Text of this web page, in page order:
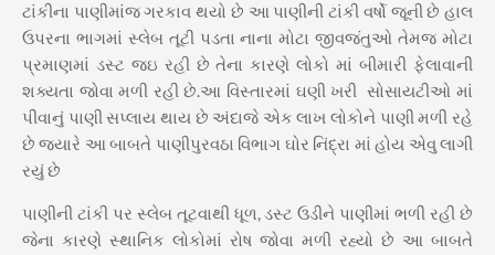
ટાંકીના પાણીમાંજ ગરકાવ થયો છે આ પાણીની ટાંકી વર્ષો જૂની છે હાલ
ઉપરના ભાગમાં સ્લેબ તૂટી પડતા નાના મોટા જીવજંતુઓ તેમજ મોટા
પ્રમાણમાં ડસ્ટ જઇ રહી છે તેના કારણે લોકો માં બીમારી ફેલાવાની
શક્યતા જોવા મળી રહી છે.આ વિસ્તારમાં ઘણી ખરી સોસાયટીઓ માં
પીવાનું પાણી સપ્લાય થાય છે અંદાજે એક લાખ લોકોને પાણી મળી રહે
છે જ્યારે આ બાબતે પાણીપુરવઠા વિભાગ ઘોર નિંદ્રા માં હોય એવુ લાગી
રયું છે
પાણીની ટાંકી પર સ્લેબ તૂટવાથી ધૂળ, ડસ્ટ ઉડીને પાણીમાં ભળી રહી છે
જેના કારણે સ્થાનિક લોકોમાં રોષ જોવા મળી રહ્યો છે આ બાબતે